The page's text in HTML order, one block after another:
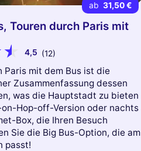
ab 31,50 €
Touren durch Paris mit
4,5 (12)
Paris mit dem Bus ist die
Zusammenfassung dessen
was die Hauptstadt zu bieten
Hop-off-Version oder nachts
Box, die Ihren Besuch
Sie die Big Bus-Option, die am
passt!